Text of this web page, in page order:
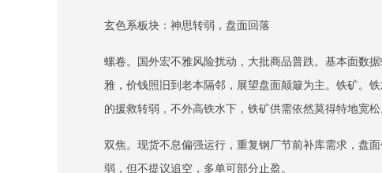
玄色系板块：神思转弱，盘面回落
螺卷。国外宏不雅风险扰动，大批商品普跌。基本面数
雅，价钱照旧到老本隔邻，展望盘面颠簸为主。铁矿。
的援救转弱，不外高铁水下，铁矿供需依然莫得特地宽
双焦。现货不息偏强运行，重复钢厂节前补库需求，盘
弱，但不提议追空，多单可部分止盈。